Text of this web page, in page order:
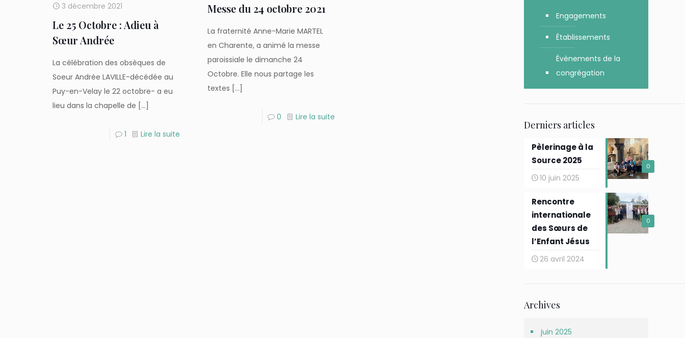
3 décembre 2021
Le 25 Octobre : Adieu à
Sœur Andrée
La célébration des obsèques de
Soeur Andrée LAVILLE-décédée au
Puy-en-Velay le 22 octobre- a eu
lieu dans la chapelle de […]
1 Lire la suite
Messe du 24 octobre 2021
La fraternité Anne-Marie MARTEL
en Charente, a animé la messe
paroissiale le dimanche 24
Octobre. Elle nous partage les
textes […]
0 Lire la suite
Engagements
Établissements
Évènements de la
congrégation
Derniers articles
0
Pèlerinage à la
Source 2025
10 juin 2025
0
Rencontre
internationale
des Sœurs de
l’Enfant Jésus
26 avril 2024
Archives
juin 2025